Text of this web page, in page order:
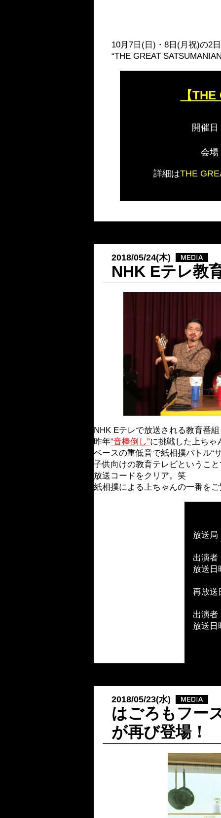
10月7日(日)・8日(月祝)の2
“THE GREAT
【
開催日
会場
詳細はTHE
2018/05/24(木)
NHK Eテレ教
NHK Eテレで放送される教育番
昨年“音棒倒し”に挑戦した上ちゃ
ベースの重低音で紙相撲バトル“
子供向けの教育テレビというこ
放送コードをクリア。笑
紙相撲による上ちゃんの一番を
放送局
出演者
放送日
再放送
出演者
放送日
2018/05/23(水)
はごろもフー
が再び登場！